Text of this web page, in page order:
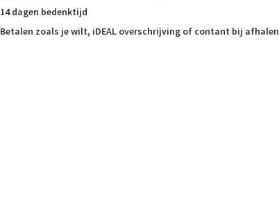
14 dagen bedenktijd
Betalen zoals je wilt, iDEAL overschrijving of contant bij afhalen